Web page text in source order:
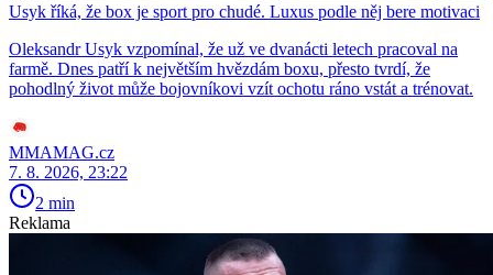
Usyk říká, že box je sport pro chudé. Luxus podle něj bere motivaci
Oleksandr Usyk vzpomínal, že už ve dvanácti letech pracoval na
farmě. Dnes patří k největším hvězdám boxu, přesto tvrdí, že
pohodlný život může bojovníkovi vzít ochotu ráno vstát a trénovat.
MMAMAG.cz
7. 8. 2026, 23:22
2 min
Reklama